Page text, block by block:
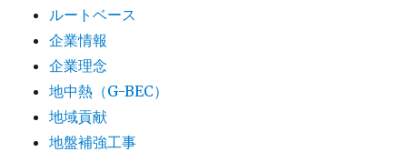
ルートベース
企業情報
企業理念
地中熱（G-BEC）
地域貢献
地盤補強工事